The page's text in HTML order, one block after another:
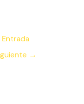
Entrada
→